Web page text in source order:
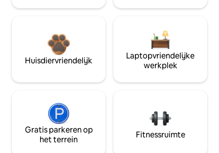
Huisdiervriendelijk
Laptopvriendelijke
werkplek
Gratis parkeren op
het terrein
Fitnessruimte